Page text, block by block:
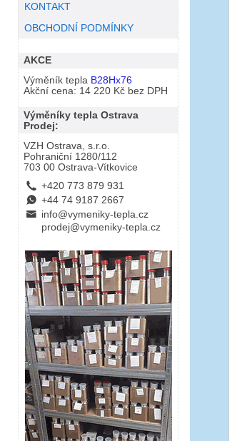
KONTAKT
OBCHODNÍ PODMÍNKY
AKCE
Výměník tepla B28Hx76
Akční cena: 14 220 Kč bez DPH
Výměníky tepla Ostrava
Prodej:
VZH Ostrava, s.r.o.
Pohraniční 1280/112
703 00 Ostrava-Vítkovice
L +420 773 879 931
E +44 74 9187 2667
B info@vymeniky-tepla.cz
prodej@vymeniky-tepla.cz